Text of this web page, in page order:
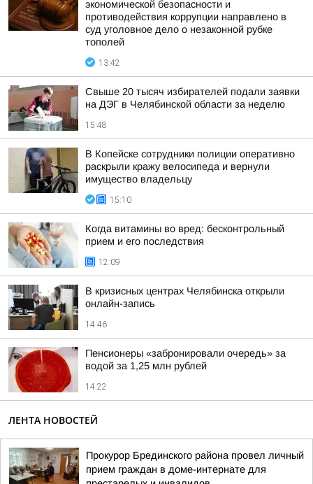
экономической безопасности и
противодействия коррупции направлено в
суд уголовное дело о незаконной рубке
тополей
13:42
Свыше 20 тысяч избирателей подали заявки
на ДЭГ в Челябинской области за неделю
15:48
В Копейске сотрудники полиции оперативно
раскрыли кражу велосипеда и вернули
имущество владельцу
15:10
Когда витамины во вред: бесконтрольный
прием и его последствия
12:09
В кризисных центрах Челябинска открыли
онлайн-запись
14:46
Пенсионеры «забронировали очередь» за
водой за 1,25 млн рублей
14:22
ЛЕНТА НОВОСТЕЙ
Прокурор Брединского района провел личный
прием граждан в доме-интернате для